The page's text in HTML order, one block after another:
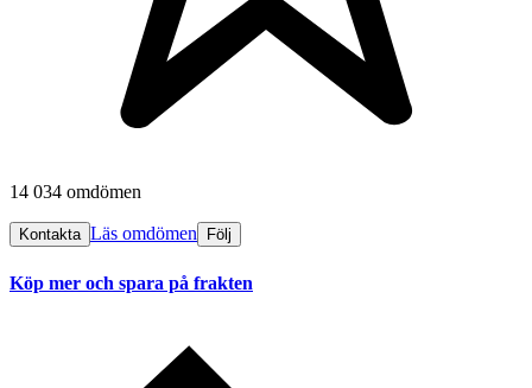
14 034 omdömen
Kontakta Läs omdömen Följ
Köp mer och spara på frakten